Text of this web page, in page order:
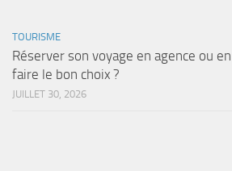
TOURISME
Réserver son voyage en agence ou
faire le bon choix ?
JUILLET 30, 2026